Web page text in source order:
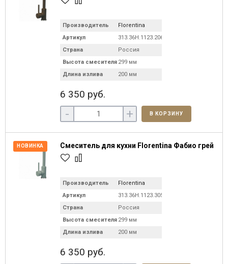
Производитель
Florentina
Артикул
313.36H.1123.206
Страна
Россия
Высота смесителя 299 мм
Длина излива
200 мм
6 350 руб.
- + В КОРЗИНУ
НОВИНКА Смеситель для кухни Florentina Фабио грей
Производитель
Florentina
Артикул
313.36H.1123.305
Страна
Россия
Высота смесителя 299 мм
Длина излива
200 мм
6 350 руб.